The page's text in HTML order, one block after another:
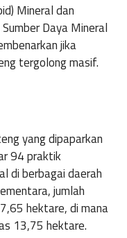
Mineral dan
Daya Mineral
jika
tergolong masif.
yang dipaparkan
94 praktik
di berbagai daerah
jumlah
hektare, di mana
13,75 hektare.